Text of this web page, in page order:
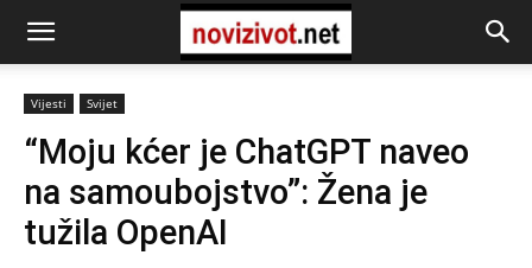
Vijesti Svijet
“Moju kćer je ChatGPT naveo
na samoubojstvo”: Žena je
tužila OpenAI